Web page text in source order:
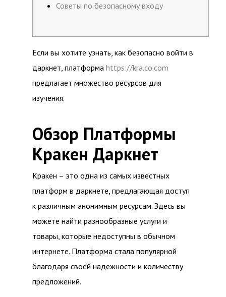
Советы по безопасному входу
Если вы хотите узнать, как безопасно войти в
даркнет, платформа https://kra.co.com
предлагает множество ресурсов для
изучения.
Обзор Платформы
Кракен Даркнет
Кракен – это одна из самых известных
платформ в даркнете, предлагающая доступ
к различным анонимным ресурсам. Здесь вы
можете найти разнообразные услуги и
товары, которые недоступны в обычном
интернете. Платформа стала популярной
благодаря своей надежности и количеству
предложений.